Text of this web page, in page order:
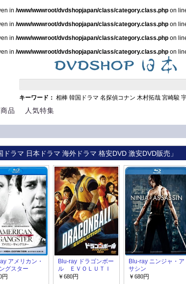
in /www/wwwroot/dvdshopjapan/class/category.class.php on
in /www/wwwroot/dvdshopjapan/class/category.class.php on
in /www/wwwroot/dvdshopjapan/class/category.class.php on
in /www/wwwroot/dvdshopjapan/class/category.class.php on
キーワード： 相棒 韓国ドラマ 名探偵コナン 木村拓哉 宮崎駿
品 人気特集
ドラマ 日本ドラマ 海外ドラマ 格安DVD 激安DVD販売」
アメリカン・
グスター
円
Blu-ray ドラゴンボー
ル ＥＶＯＬＵＴＩ
ＯＮ
￥680円
Blu-ray ニンジャ・ア
サシン
￥680円